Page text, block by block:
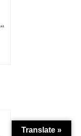
Translate »